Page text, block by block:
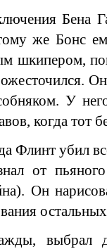
Бена
же Бонс
шкипером,
У
когда тот
Флинт убил
от
Он
выбрал